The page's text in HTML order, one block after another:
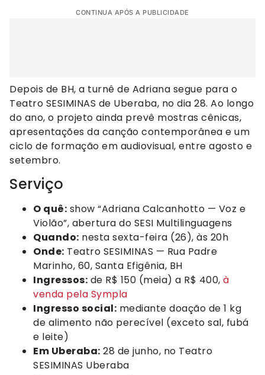
CONTINUA APÓS A PUBLICIDADE
Depois de BH, a turnê de Adriana segue para o
Teatro SESIMINAS de Uberaba, no dia 28. Ao longo
do ano, o projeto ainda prevê mostras cênicas,
apresentações da canção contemporânea e um
ciclo de formação em audiovisual, entre agosto e
setembro.
Serviço
O quê: show “Adriana Calcanhotto — Voz e
Violão”, abertura do SESI Multilinguagens
Quando: nesta sexta-feira (26), às 20h
Onde: Teatro SESIMINAS — Rua Padre
Marinho, 60, Santa Efigênia, BH
Ingressos: de R$ 150 (meia) a R$ 400, à
venda pela Sympla
Ingresso social: mediante doação de 1 kg
de alimento não perecível (exceto sal, fubá
e leite)
Em Uberaba: 28 de junho, no Teatro
SESIMINAS Uberaba